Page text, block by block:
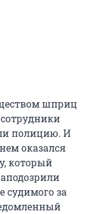
шприц
полицию. И
оказался
который
судимого за